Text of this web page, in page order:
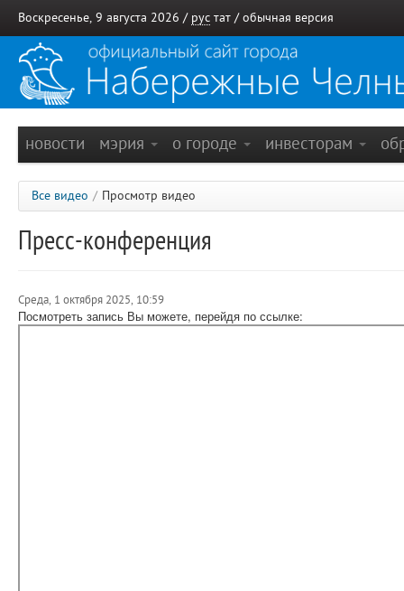
Воскресенье, 9 августа 2026 / рус тат / обычная версия
новости мэрия о городе инвесторам
Все видео / Просмотр видео
Пресс-конференция
Среда, 1 октября 2025, 10:59
Посмотреть запись Вы можете, перейдя по ссылке: